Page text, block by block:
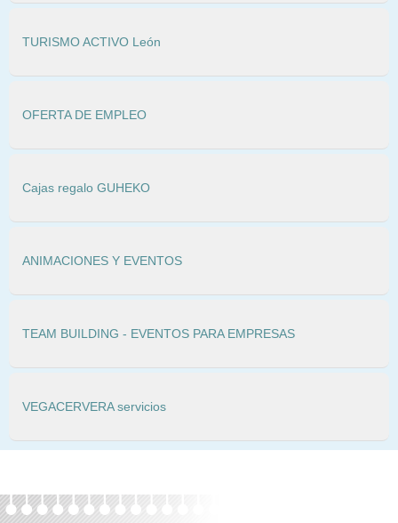
TURISMO ACTIVO León
OFERTA DE EMPLEO
Cajas regalo GUHEKO
ANIMACIONES Y EVENTOS
TEAM BUILDING - EVENTOS PARA EMPRESAS
VEGACERVERA servicios